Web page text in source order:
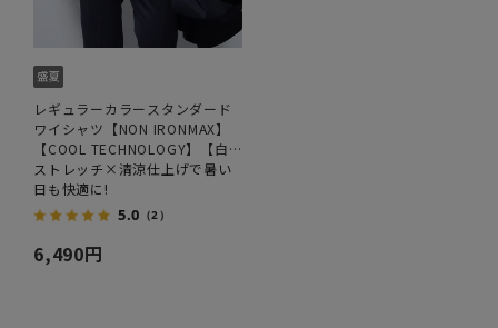
レギュラーカラースタンダード
ワイシャツ【NON IRONMAX】
【COOL TECHNOLOGY】【白
無地】
ストレッチ×清涼仕上げで暑い
日も快適に!
5.0 （2）
6,490円